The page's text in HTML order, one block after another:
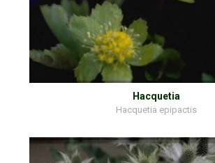
Hacquetia
Hacquetia epipactis